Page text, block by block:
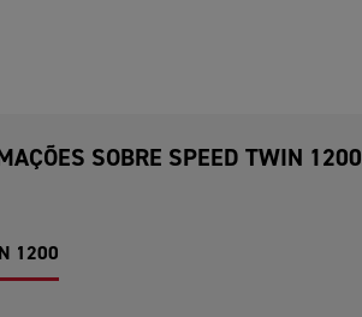
SOBRE SPEED TWIN 1200
1200